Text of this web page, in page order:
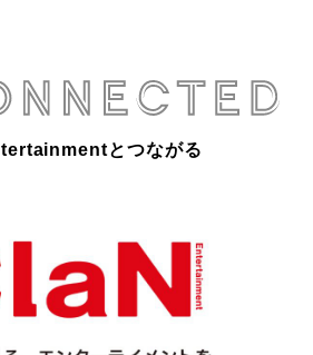
とつながる